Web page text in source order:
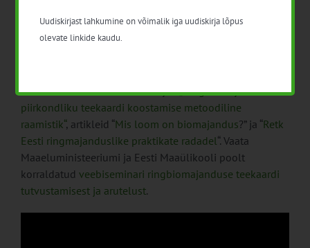
erinevatel osapooltel saada ülevaate tekkivatest
biojäätmetest ning olemasolevatest ja võimalikest
Loe lähemalt koostatud materjali„Ringbiomajanduse
piirkondliku teekaardi koostamise metoodiline
raamistik“, artikleid “Mis loom on biomajandus?” ja “Retk
Eesti ringmajanduslike praktikate radadel“. Vaata
Maaeluministeeriumi ja Eesti Maaülikooli poolt
korraldatud veebiseminari ringbiomajanduse teekaardi
tutvustamisest ja arutelust.
Uudiskirjast lahkumine on võimalik iga uudiskirja lõpus
olevate linkide kaudu.